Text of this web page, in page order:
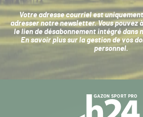
Votre adresse courriel est
adresser notre newsletter. Vous pouvez
le lien de désabonnement intégré dans
En savoir plus sur la gestion de vos
personnel.